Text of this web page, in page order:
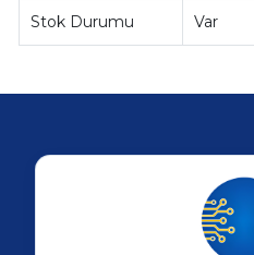
Stok Durumu Var